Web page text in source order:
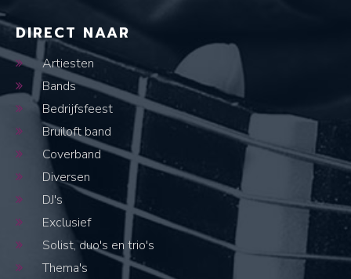
DIRECT NAAR
Artiesten
Bands
Bedrijfsfeest
Bruiloft band
Coverband
Diversen
DJ's
Exclusief
Solist, duo's en trio's
Thema's